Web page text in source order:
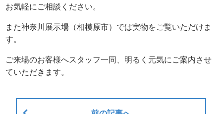
お気軽にご相談ください。
また神奈川展示場（相模原市）では実物をご覧いただけま
す。
ご来場のお客様へスタッフ一同、明るく元気にご案内させ
ていただきます。